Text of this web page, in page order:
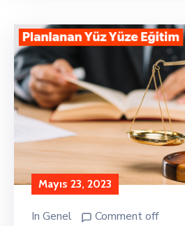
Mayıs 23, 2023
In Genel Comment off